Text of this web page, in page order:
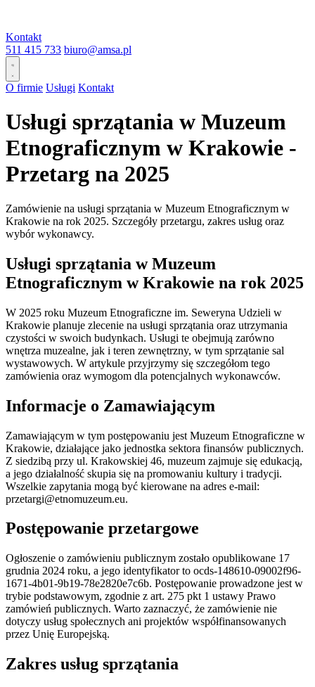
Kontakt
511 415 733 biuro@amsa.pl
O firmie Usługi Kontakt
Usługi sprzątania w Muzeum
Etnograficznym w Krakowie -
Przetarg na 2025
Zamówienie na usługi sprzątania w Muzeum Etnograficznym w
Krakowie na rok 2025. Szczegóły przetargu, zakres usług oraz
wybór wykonawcy.
Usługi sprzątania w Muzeum
Etnograficznym w Krakowie na rok 2025
W 2025 roku Muzeum Etnograficzne im. Seweryna Udzieli w
Krakowie planuje zlecenie na usługi sprzątania oraz utrzymania
czystości w swoich budynkach. Usługi te obejmują zarówno
wnętrza muzealne, jak i teren zewnętrzny, w tym sprzątanie sal
wystawowych. W artykule przyjrzymy się szczegółom tego
zamówienia oraz wymogom dla potencjalnych wykonawców.
Informacje o Zamawiającym
Zamawiającym w tym postępowaniu jest Muzeum Etnograficzne w
Krakowie, działające jako jednostka sektora finansów publicznych.
Z siedzibą przy ul. Krakowskiej 46, muzeum zajmuje się edukacją,
a jego działalność skupia się na promowaniu kultury i tradycji.
Wszelkie zapytania mogą być kierowane na adres e-mail:
przetargi@etnomuzeum.eu.
Postępowanie przetargowe
Ogłoszenie o zamówieniu publicznym zostało opublikowane 17
grudnia 2024 roku, a jego identyfikator to ocds-148610-09002f96-
1671-4b01-9b19-78e2820e7c6b. Postępowanie prowadzone jest w
trybie podstawowym, zgodnie z art. 275 pkt 1 ustawy Prawo
zamówień publicznych. Warto zaznaczyć, że zamówienie nie
dotyczy usług społecznych ani projektów współfinansowanych
przez Unię Europejską.
Zakres usług sprzątania